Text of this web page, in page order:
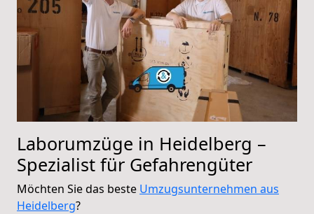
Laborumzüge in Heidelberg –
Spezialist für Gefahrengüter
Möchten Sie das beste Umzugsunternehmen aus
Heidelberg?